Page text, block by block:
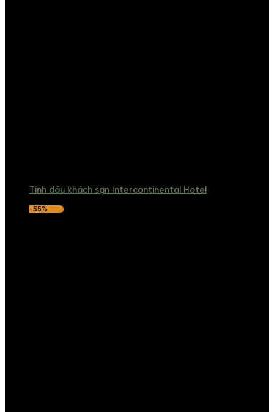
Tinh dầu khách sạn Intercontinental Hotel
-55%